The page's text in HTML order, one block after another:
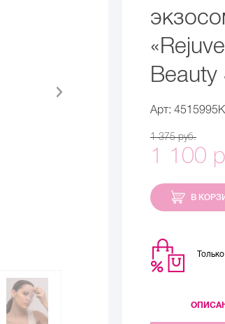
Арт: 4515995K
1 375 руб.
1 100
В